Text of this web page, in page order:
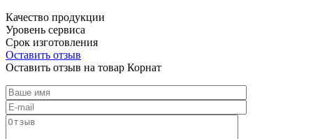
Качество продукции
Уровень сервиса
Срок изготовления
Оставить отзыв
Оставить отзыв на товар Корнат